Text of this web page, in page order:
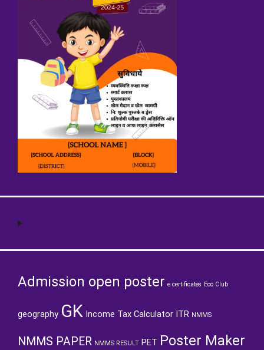
Admission open poster e certificates Eco Club
geography GK Income Tax Calculator ITR NMMS
NMMS PAPER NMMS RESULT PET Poster Maker